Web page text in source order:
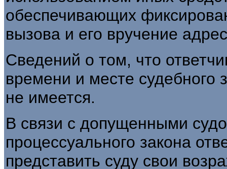
обеспечивающих
вызова и его вручение
Сведений о том, что
времени и месте судебного
не имеется.
В связи с допущенными
процессуального закона
представить суду свои